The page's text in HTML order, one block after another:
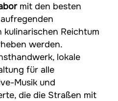
mit den besten
kulinarischen Reichtum
werden.
lokale
für alle
Musik und
die die Straßen mit